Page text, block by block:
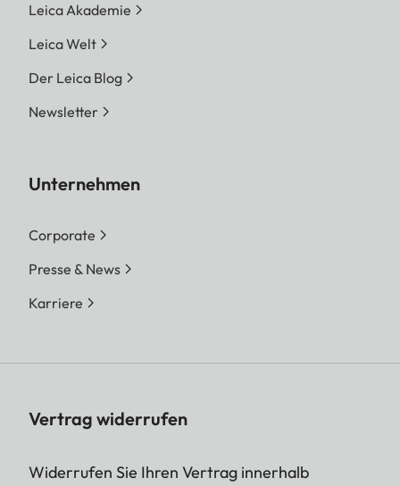
Leica Akademie
Leica Welt
Der Leica Blog
Newsletter
Unternehmen
Corporate
Presse & News
Karriere
Vertrag widerrufen
Widerrufen Sie Ihren Vertrag innerhalb